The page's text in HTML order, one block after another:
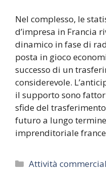
Nel complesso, le
d’impresa in Francia
dinamico in fase di
posta in gioco
successo di un
considerevole.
il supporto sono
sfide del
futuro a lungo
imprenditoriale
Categorie
Attività